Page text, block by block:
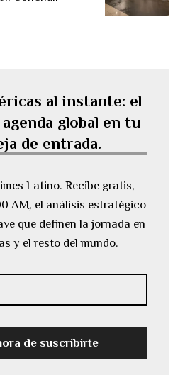
al instante: el
global en tu
de entrada.
Latino. Recibe gratis,
AM, el análisis estratégico
que definen la jornada en
y el resto del mundo.
de suscribirte